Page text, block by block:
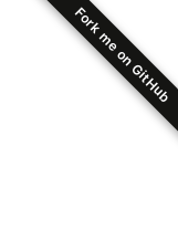
Fork me on GitHub